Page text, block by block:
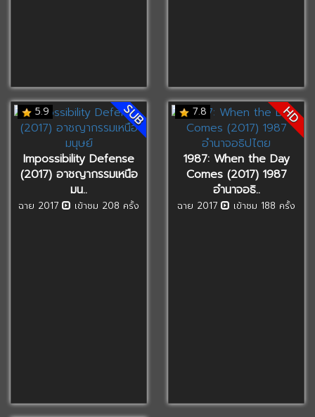
5.9 SUB
Impossibility Defense
(2017) อาชญากรรมเหนือ
มน..
ฉาย 2017 เข้าชม 208 ครั้ง
7.8 HD
1987: When the Day
Comes (2017) 1987
อำนาจอธิ..
ฉาย 2017 เข้าชม 188 ครั้ง